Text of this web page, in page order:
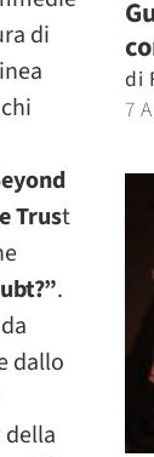
di
Trust
.
dallo
di
7